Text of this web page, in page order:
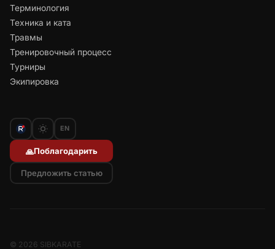
Терминология
Техника и ката
Травмы
Тренировочный процесс
Турниры
Экипировка
EN
🙏Поблагодарить
Предложить статью
© 2026 SIBKARATE